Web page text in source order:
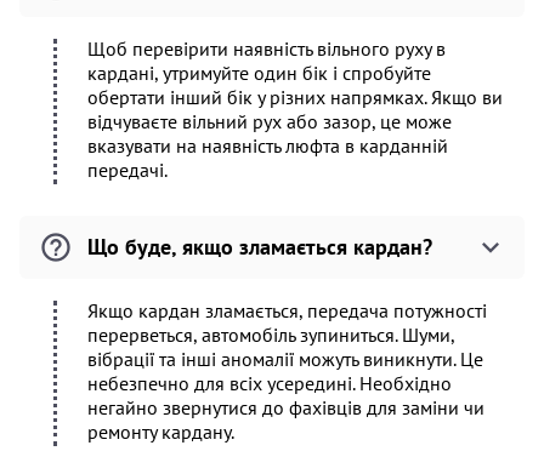
Щоб перевірити наявність вільного руху в
кардані, утримуйте один бік і спробуйте
обертати інший бік у різних напрямках. Якщо ви
відчуваєте вільний рух або зазор, це може
вказувати на наявність люфта в карданній
передачі.
Що буде, якщо зламається кардан?
Якщо кардан зламається, передача потужності
перерветься, автомобіль зупиниться. Шуми,
вібрації та інші аномалії можуть виникнути. Це
небезпечно для всіх усередині. Необхідно
негайно звернутися до фахівців для заміни чи
ремонту кардану.